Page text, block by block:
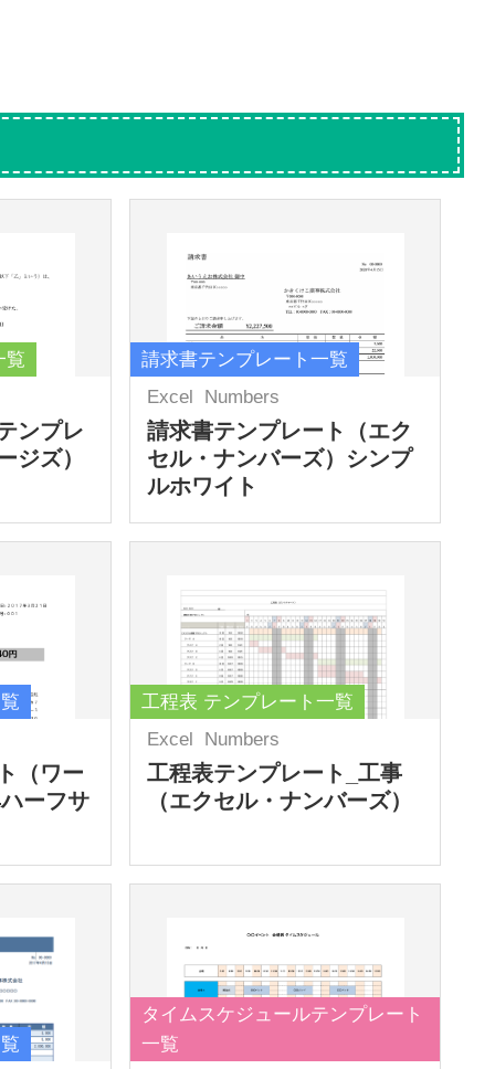
覧
ンプレ
ジズ）
請求書テンプレート一覧
Excel
Numbers
請求書テンプレート（エク
セル・ナンバーズ）シンプ
ルホワイト
（ワー
ーフサ
工程表 テンプレート一覧
Excel
Numbers
工程表テンプレート_工事
（エクセル・ナンバーズ）
タイムスケジュールテンプレート
一覧